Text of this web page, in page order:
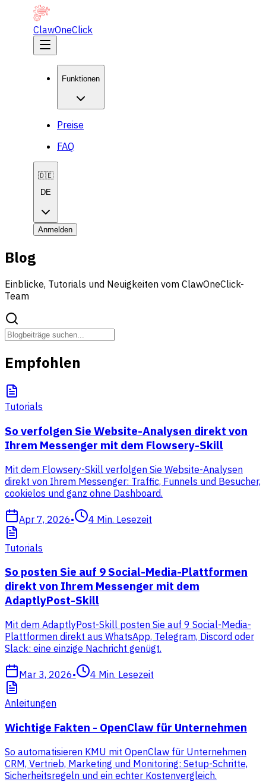
ClawOneClick
Funktionen
Preise
FAQ
🇩🇪
DE
Anmelden
Blog
Einblicke, Tutorials und Neuigkeiten vom ClawOneClick-
Team
Empfohlen
Tutorials
So verfolgen Sie Website-Analysen direkt von
Ihrem Messenger mit dem Flowsery-Skill
Mit dem Flowsery-Skill verfolgen Sie Website-Analysen
direkt von Ihrem Messenger: Traffic, Funnels und Besucher,
cookielos und ganz ohne Dashboard.
Apr 7, 2026• 4 Min. Lesezeit
Tutorials
So posten Sie auf 9 Social-Media-Plattformen
direkt von Ihrem Messenger mit dem
AdaptlyPost-Skill
Mit dem AdaptlyPost-Skill posten Sie auf 9 Social-Media-
Plattformen direkt aus WhatsApp, Telegram, Discord oder
Slack: eine einzige Nachricht genügt.
Mar 3, 2026• 4 Min. Lesezeit
Anleitungen
Wichtige Fakten - OpenClaw für Unternehmen
So automatisieren KMU mit OpenClaw für Unternehmen
CRM, Vertrieb, Marketing und Monitoring: Setup-Schritte,
Sicherheitsregeln und ein echter Kostenvergleich.